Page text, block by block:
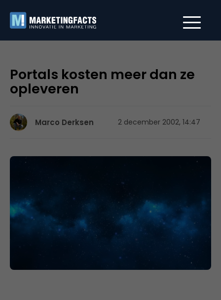
Portals kosten meer dan ze
opleveren
Marco Derksen 2 december 2002, 14:47